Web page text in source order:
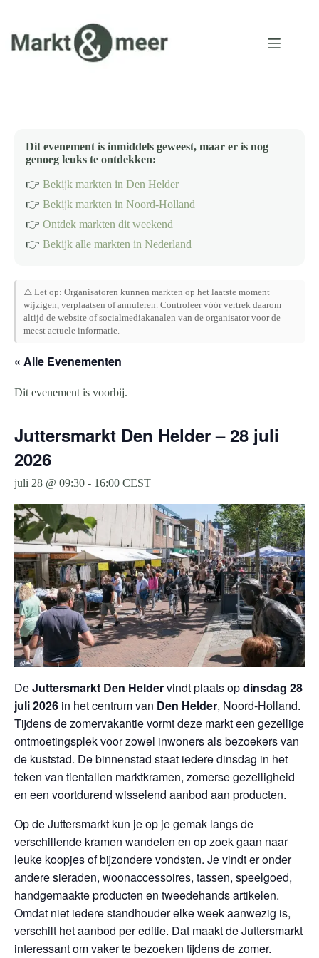
inhoud
Dit evenement is inmiddels geweest, maar er is nog
genoeg leuks te ontdekken:
👉 Bekijk markten in Den Helder
👉 Bekijk markten in Noord-Holland
👉 Ontdek markten dit weekend
👉 Bekijk alle markten in Nederland
⚠️ Let op: Organisatoren kunnen markten op het laatste moment
wijzigen, verplaatsen of annuleren. Controleer vóór vertrek daarom
altijd de website of socialmediakanalen van de organisator voor de
meest actuele informatie.
« Alle Evenementen
Dit evenement is voorbij.
Juttersmarkt Den Helder – 28 juli
2026
juli 28 @ 09:30 - 16:00 CEST
DeJuttersmarkt Den Heldervindt plaats opdinsdag 28
juli 2026 in het centrum van Den Helder, Noord-Holland.
Tijdens de zomervakantie vormt deze markt een gezellige
ontmoetingsplek voor zowel inwoners als bezoekers van
de kuststad. De binnenstad staat iedere dinsdag in het
teken van tientallen marktkramen, zomerse gezelligheid
en een voortdurend wisselend aanbod aan producten.
Op de Juttersmarkt kun je op je gemak langs de
verschillende kramen wandelen en op zoek gaan naar
leuke koopjes of bijzondere vondsten. Je vindt er onder
andere sieraden, woonaccessoires, tassen, speelgoed,
handgemaakte producten en tweedehands artikelen.
Omdat niet iedere standhouder elke week aanwezig is,
verschilt het aanbod per editie. Dat maakt de Juttersmarkt
interessant om vaker te bezoeken tijdens de zomer.